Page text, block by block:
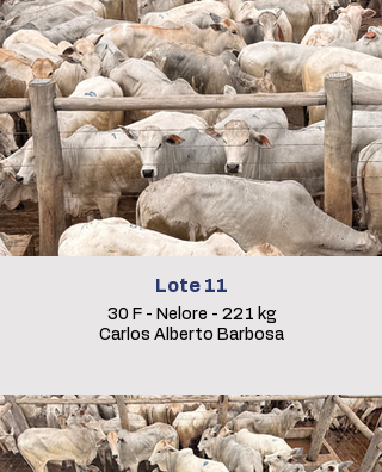
Lote 11
30 F - Nelore - 221 kg
Carlos Alberto Barbosa